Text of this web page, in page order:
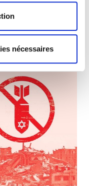
nécessaires